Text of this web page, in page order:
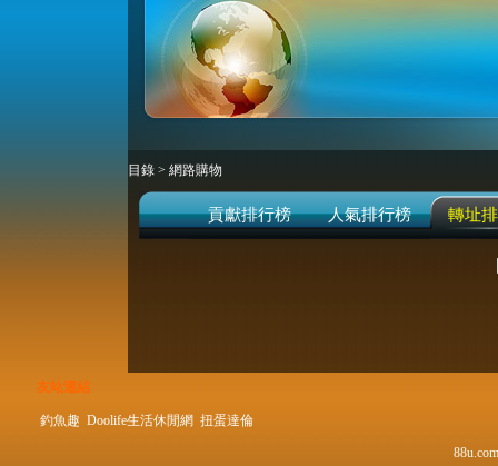
目錄 > 網路購物
貢獻排行榜 人氣排行榜 轉址
友站連結
釣魚趣 Doolife生活休閒網 扭蛋達倫